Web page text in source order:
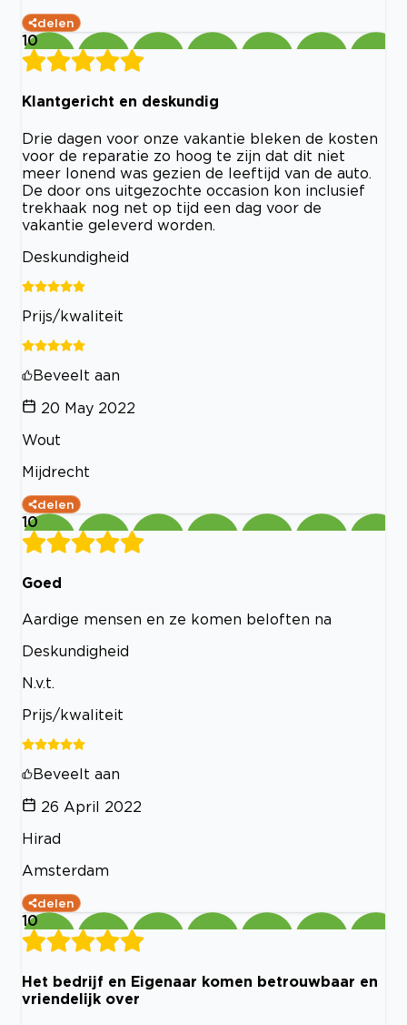
delen
10
Klantgericht en deskundig
Drie dagen voor onze vakantie bleken de kosten
voor de reparatie zo hoog te zijn dat dit niet
meer lonend was gezien de leeftijd van de auto.
De door ons uitgezochte occasion kon inclusief
trekhaak nog net op tijd een dag voor de
vakantie geleverd worden.
Deskundigheid
Prijs/kwaliteit
Beveelt aan
20 May 2022
Wout
Mijdrecht
delen
10
Goed
Aardige mensen en ze komen beloften na
Deskundigheid
N.v.t.
Prijs/kwaliteit
Beveelt aan
26 April 2022
Hirad
Amsterdam
delen
10
Het bedrijf en Eigenaar komen betrouwbaar en
vriendelijk over